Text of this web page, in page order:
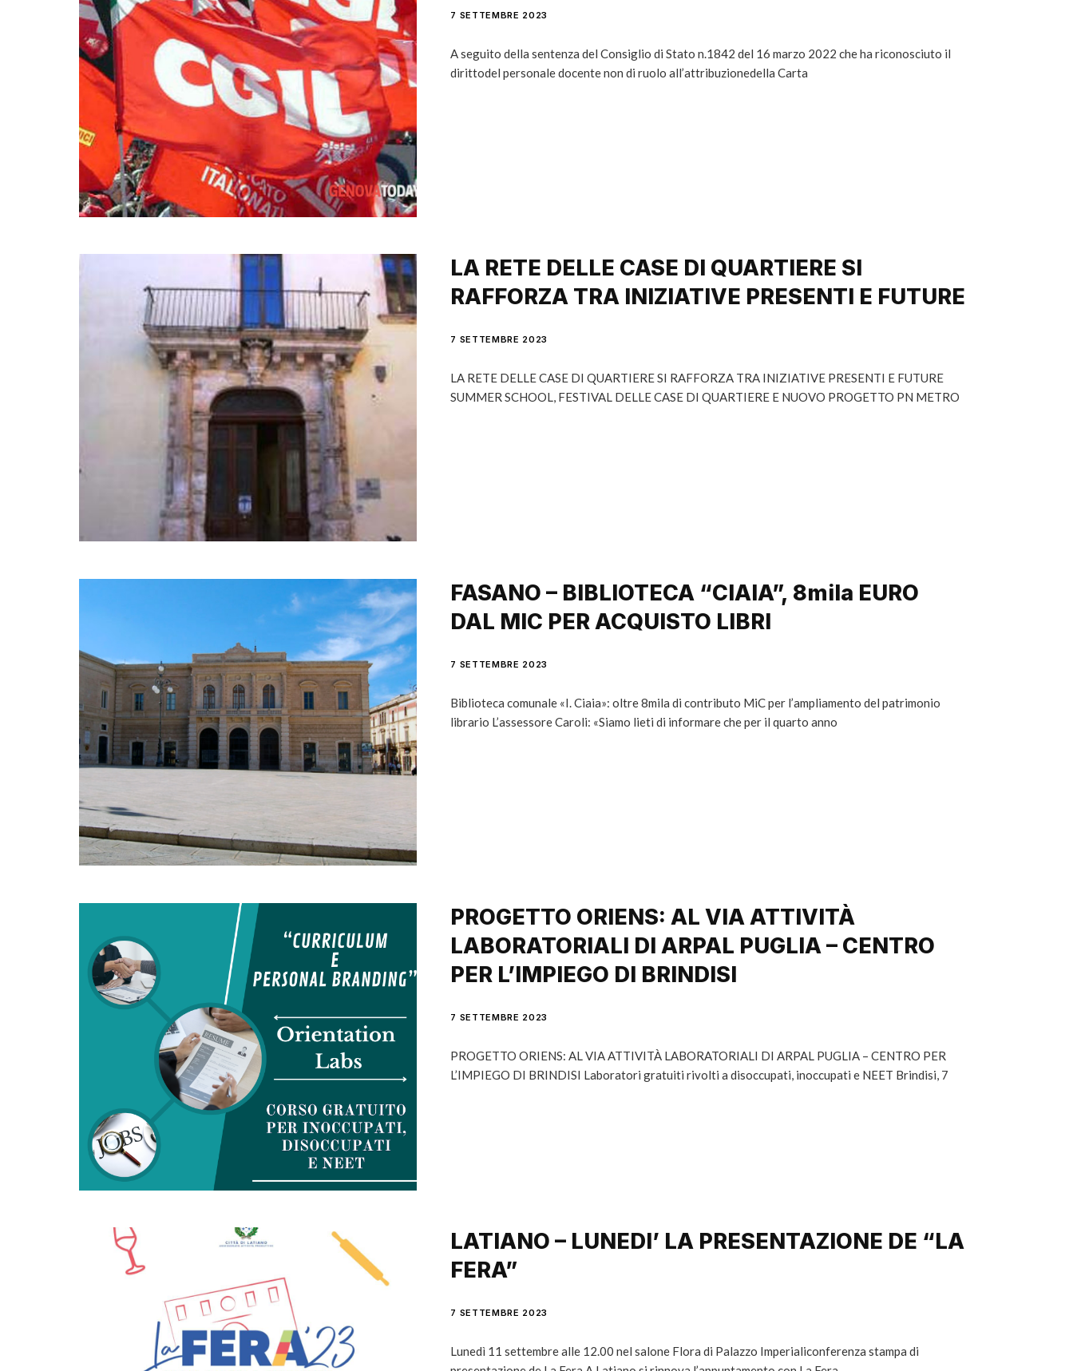
7 SETTEMBRE 2023
A seguito della sentenza del Consiglio di Stato n.1842 del 16 marzo 2022 che ha riconosciuto il
dirittodel personale docente non di ruolo all’attribuzionedella Carta
LA RETE DELLE CASE DI QUARTIERE SI
RAFFORZA TRA INIZIATIVE PRESENTI E FUTURE
7 SETTEMBRE 2023
LA RETE DELLE CASE DI QUARTIERE SI RAFFORZA TRA INIZIATIVE PRESENTI E FUTURE
SUMMER SCHOOL, FESTIVAL DELLE CASE DI QUARTIERE E NUOVO PROGETTO PN METRO
FASANO – BIBLIOTECA “CIAIA”, 8mila EURO
DAL MIC PER ACQUISTO LIBRI
7 SETTEMBRE 2023
Biblioteca comunale «I. Ciaia»: oltre 8mila di contributo MiC per l’ampliamento del patrimonio
librario L’assessore Caroli: «Siamo lieti di informare che per il quarto anno
PROGETTO ORIENS: AL VIA ATTIVITÀ
LABORATORIALI DI ARPAL PUGLIA – CENTRO
PER L’IMPIEGO DI BRINDISI
7 SETTEMBRE 2023
PROGETTO ORIENS: AL VIA ATTIVITÀ LABORATORIALI DI ARPAL PUGLIA – CENTRO PER
L’IMPIEGO DI BRINDISI Laboratori gratuiti rivolti a disoccupati, inoccupati e NEET Brindisi, 7
LATIANO – LUNEDI’ LA PRESENTAZIONE DE “LA
FERA”
7 SETTEMBRE 2023
Lunedì 11 settembre alle 12.00 nel salone Flora di Palazzo Imperialiconferenza stampa di